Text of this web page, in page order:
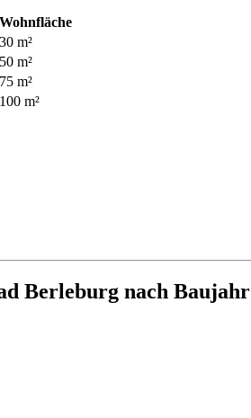
Wohnfläche
30 m²
50 m²
75 m²
100 m²
Berleburg nach Baujahr